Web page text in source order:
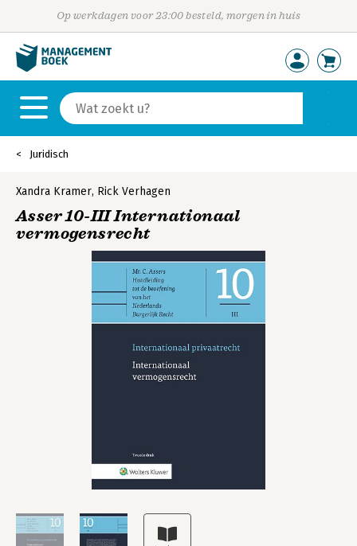
Op werkdagen voor 23:00 besteld, morgen in huis
Juridisch
Xandra Kramer, Rick Verhagen
Asser 10-III Internationaal
vermogensrecht